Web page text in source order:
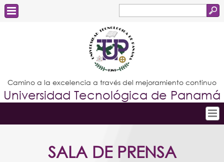
de
búsqueda
Estudiantes
Docentes
Administrativos
Graduados
Camino a la excelencia a través del mejoramiento continuo
Universidad Tecnológica de Panamá
Conoce la UTP
SALA DE PRENSA